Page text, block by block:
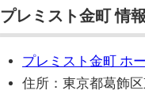
プレミスト金町 情報
プレミスト金町 ホ
住所：東京都葛飾